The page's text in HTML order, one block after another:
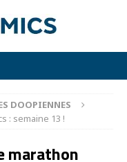
DOOPIENNES
: semaine 13 !
marathon